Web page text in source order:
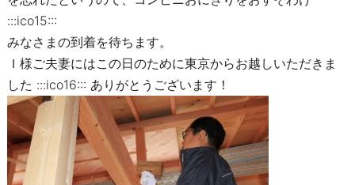
:::ico15:::
みなさまの到着を待ちます。
Ｉ様ご夫妻にはこの日のために東京からお越しいただきま
した :::ico16::: ありがとうございます！